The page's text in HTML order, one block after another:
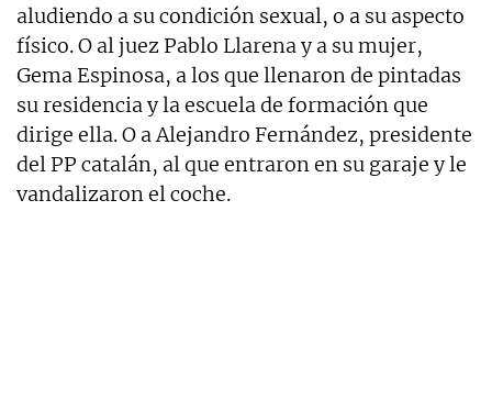
aludiendo a su condición sexual, o a su aspecto
físico. O al juez Pablo Llarena y a su mujer,
Gema Espinosa, a los que llenaron de pintadas
su residencia y la escuela de formación que
dirige ella. O a Alejandro Fernández, presidente
del PP catalán, al que entraron en su garaje y le
vandalizaron el coche.